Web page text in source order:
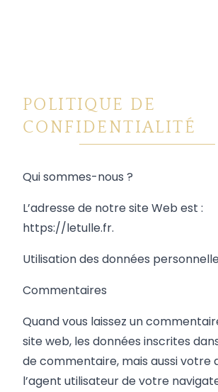
POLITIQUE DE
CONFIDENTIALITÉ
Qui sommes-nous ?
L’adresse de notre site Web est :
https://letulle.fr.
Utilisation des données
Commentaires
Quand vous laissez un
site web, les données inscrites
de commentaire, mais aussi votre
l’agent utilisateur de votre